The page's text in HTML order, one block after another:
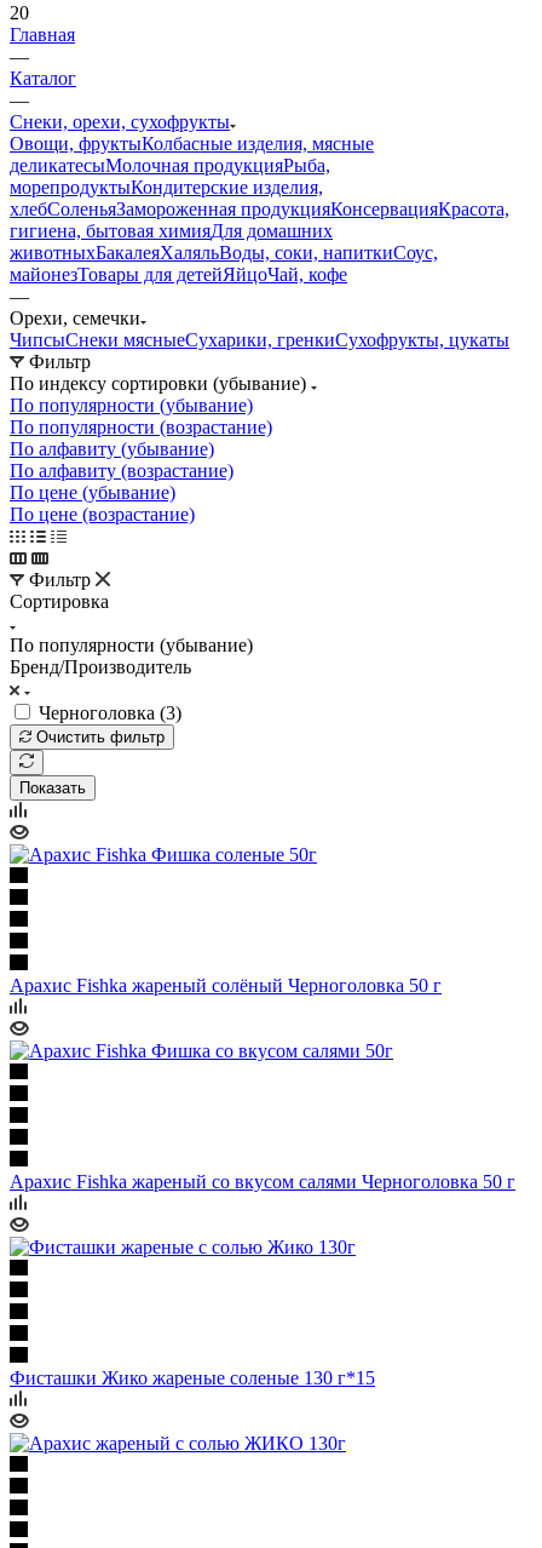
20
Главная
—
Каталог
—
Снеки, орехи, сухофрукты
Овощи, фруктыКолбасные изделия, мясные
деликатесыМолочная продукцияРыба,
морепродуктыКондитерские изделия,
хлебСоленьяЗамороженная продукцияКонсервацияКрасота,
гигиена, бытовая химияДля домашних
животныхБакалеяХаляльВоды, соки, напиткиСоус,
майонезТовары для детейЯйцоЧай, кофе
—
Орехи, семечки
ЧипсыСнеки мясныеСухарики, гренкиСухофрукты, цукаты
Фильтр
По индексу сортировки (убывание)
По популярности (убывание)
По популярности (возрастание)
По алфавиту (убывание)
По алфавиту (возрастание)
По цене (убывание)
По цене (возрастание)
Фильтр
Сортировка
По популярности (убывание)
Бренд/Производитель
Черноголовка (3)
Очистить фильтр
Показать
Арахис Fishka жареный солёный Черноголовка 50 г
Арахис Fishka жареный со вкусом салями Черноголовка 50 г
Фисташки Жико жареные соленые 130 г*15